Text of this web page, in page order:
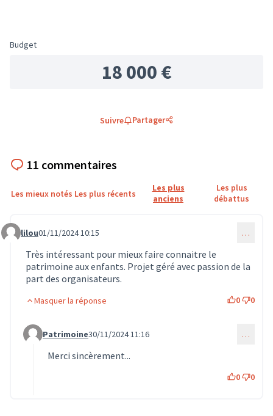
Budget
18 000 €
Suivre Partager
11 commentaires
Les mieux notés Les plus récents
Les plus
anciens
Les plus
débattus
Commentaire 939
lilou01/11/2024 10:15 …
Très intéressant pour mieux faire connaitre le
patrimoine aux enfants. Projet géré avec passion de la
part des organisateurs.
Masquer la réponse 0 0
Commentaire 1482 (réponse au commentaire 939)
Patrimoine30/11/2024 11:16 …
Merci sincèrement...
0 0